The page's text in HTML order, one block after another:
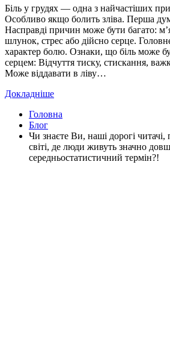
Біль у грудях — одна з найчастіших
Особливо якщо болить зліва. Перша
Насправді причин може бути багато:
шлунок, стрес або дійсно серце.
характер болю. Ознаки, що біль може
серцем: Відчуття тиску, стискання,
Може віддавати в ліву…
Докладніше
Головна
Блог
Чи знаєте Ви, наші дорогі читачі,
світі, де люди живуть значно
середньостатистичний термін?!